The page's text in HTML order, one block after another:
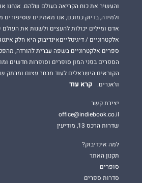
והעשיר את כוח הקריאה בעולם שלהם. אנחנו
ולמידה, בדיוק כמוכם, אנו מאמינים
אדם ומילים יכולות להעצים ולשנות את
אלקטרוניים / דיגיטלייםאינדיבוק היא חלק
ספרים אלקטרוניים בשפה עברית להורדה,
הספרים בפני המון סופרים וסופרות חדשים
הקוראים הישראלים לעוד מבחר עצום ומרתק
וז'אנרים.
קרא עוד
יצירת קשר
office@indiebook.co.il
שדרות הרכס 13, מודיעין
למה אינדיבוק?
תקנון האתר
סופרים
סדרות ספרים